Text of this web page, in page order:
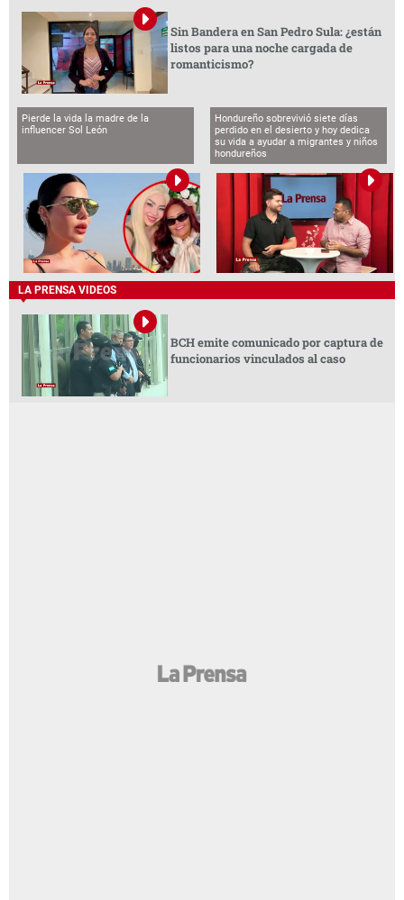
Sin Bandera en San Pedro Sula: ¿están
listos para una noche cargada de
romanticismo?
Pierde la vida la madre de la
influencer Sol León
Hondureño sobrevivió siete días
perdido en el desierto y hoy dedica
su vida a ayudar a migrantes y niños
hondureños
LA PRENSA VIDEOS
BCH emite comunicado por captura de
funcionarios vinculados al caso